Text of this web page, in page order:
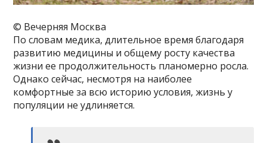
© Вечерняя Москва
По словам медика, длительное время благодаря
развитию медицины и общему росту качества
жизни ее продолжительность планомерно росла.
Однако сейчас, несмотря на наиболее
комфортные за всю историю условия, жизнь у
популяции не удлиняется.